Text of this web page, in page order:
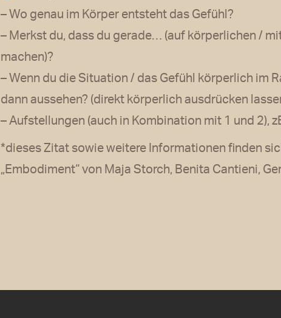
– Wo genau im Körper entsteht das Gefühl?
– Merkst du, dass du gerade… (auf körperlichen /
machen)?
– Wenn du die Situation / das Gefühl körperlich im
dann aussehen? (direkt körperlich ausdrücken
– Aufstellungen (auch in Kombination mit 1 und 2),
*dieses Zitat sowie weitere Informationen finden
„Embodiment“ von Maja Storch, Benita Cantieni,